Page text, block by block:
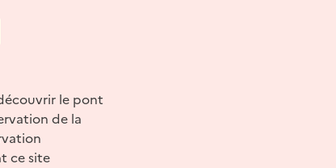
le pont
de la
ce site